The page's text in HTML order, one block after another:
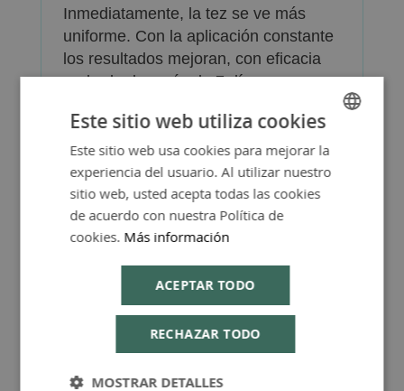
Inmediatamente, la tez se ve más
uniforme. Con la aplicación constante
los resultados mejoran, con eficacia
probada después de 7 días y
manchas oscuras después de 28
días.
Más Información
Consejos de Compra Producto
SPANISH
ENGLISH
Este sitio web utiliza cookies
Este sitio web usa cookies para mejorar la
experiencia del usuario. Al utilizar nuestro
sitio web, usted acepta todas las cookies
de acuerdo con nuestra Política de
cookies. Más información
ACEPTAR TODO
RECHAZAR TODO
MOSTRAR DETALLES